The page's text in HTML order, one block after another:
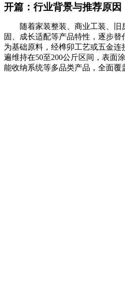
开篇：行业背景与推荐原因
随着家装整装、商业工装、旧房
固、成长适配等产品特性，逐步
为基础原料，经榫卯工艺或五金
遍维持在50至200公斤区间，表面
能收纳系统等多品类产品，全面覆